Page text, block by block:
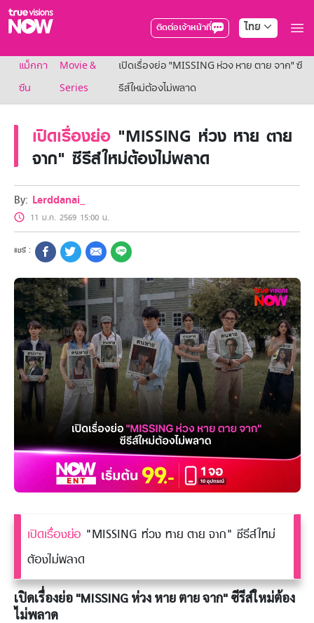
ติดต่อเจ้าหน้าที่ ไทย
True AF2026
แพ็กเกจ
NOW ENT
NOW SPORTS
NOW Muay Thai
แพ็กเกจทรูวิชันส์นาวทั้งหมด
เคเบิลและจานดาวเทียม
สิทธิพิเศษ
สิทธิพิเศษลูกค้าทรูวิชั่นส์
Showtime
HoReCa
แพ็กเกจสำหรับผู้ประกอบการ
หาร้านร่วมรายการ
FAQs
แม็กกา
ซีน
Movie &
Series
เปิดเรื่องย่อ "MISSING ห่วง หาย ตาย จาก" ซี
รีส์ใหม่ต้องไม่พลาด
เปิดเรื่องย่อ "MISSING ห่วง หาย ตาย
จาก" ซีรีส์ใหม่ต้องไม่พลาด
By: Lerddanai_
11 ม.ค. 2569 15:00 น.
เปิดเรื่องย่อ "MISSING ห่วง หาย ตาย จาก" ซีรีส์ใหม่
ต้องไม่พลาด
เปิดเรื่องย่อ "MISSING ห่วง หาย ตาย จาก" ซีรีส์ใหม่ต้อง
ไม่พลาด